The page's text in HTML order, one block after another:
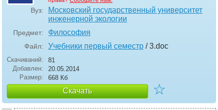
Вуз:
Московский государственный университет
инженерной экологии
Предмет: Философия
Файл: Учебники первый семестр / 3.doc
Скачиваний:
81
Добавлен:
20.05.2014
Размер:
668 Кб
Скачать ☆